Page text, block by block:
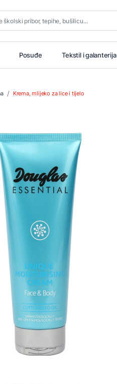
Posuđe Tekstil i galanterija
Krema, mlijeko za lice i tijelo